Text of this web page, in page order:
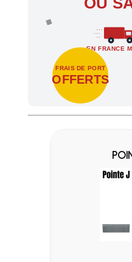
EN FRANCE
FRAIS DE PORT
OFFERTS
Profitez des Frais de